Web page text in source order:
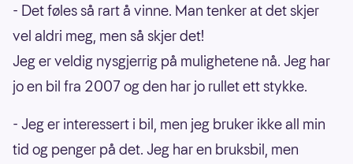
- Det føles så rart å vinne. Man tenker at det skjer
vel aldri meg, men så skjer det!
Jeg er veldig nysgjerrig på mulighetene nå. Jeg har
jo en bil fra 2007 og den har jo rullet ett stykke.
- Jeg er interessert i bil, men jeg bruker ikke all min
tid og penger på det. Jeg har en bruksbil, men